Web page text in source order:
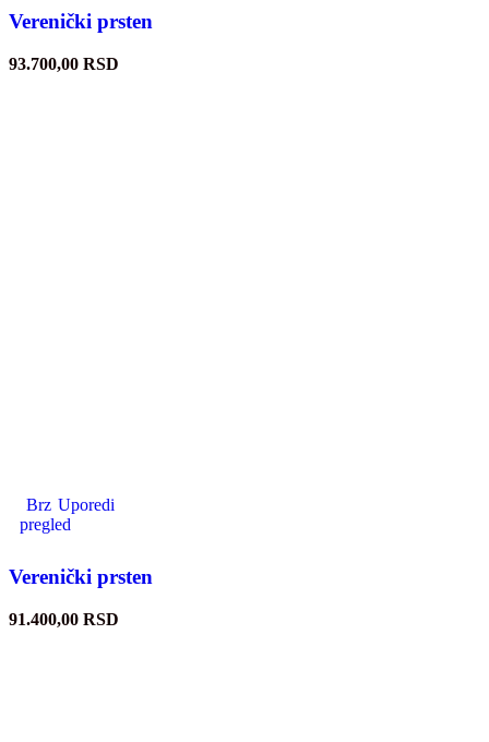
Verenički prsten
93.700,00 RSD
Brz
pregled
Uporedi
Verenički prsten
91.400,00 RSD